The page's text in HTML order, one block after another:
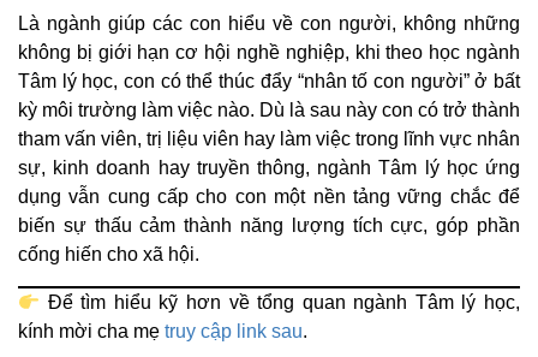
Là ngành giúp các con hiểu về con người, không những
không bị giới hạn cơ hội nghề nghiệp, khi theo học ngành
Tâm lý học, con có thể thúc đẩy “nhân tố con người” ở bất
kỳ môi trường làm việc nào. Dù là sau này con có trở thành
tham vấn viên, trị liệu viên hay làm việc trong lĩnh vực nhân
sự, kinh doanh hay truyền thông, ngành Tâm lý học ứng
dụng vẫn cung cấp cho con một nền tảng vững chắc để
biến sự thấu cảm thành năng lượng tích cực, góp phần
cống hiến cho xã hội.
Để tìm hiểu kỹ hơn về tổng quan ngành Tâm lý học,
kính mời cha mẹ truy cập link sau.